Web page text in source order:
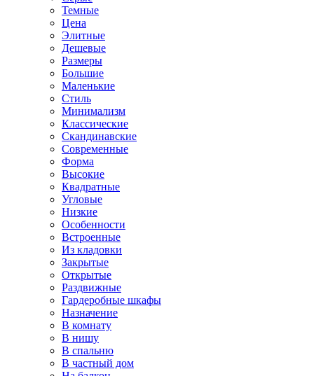
Темные
Цена
Элитные
Дешевые
Размеры
Большие
Маленькие
Стиль
Минимализм
Классические
Скандинавские
Современные
Форма
Высокие
Квадратные
Угловые
Низкие
Особенности
Встроенные
Из кладовки
Закрытые
Открытые
Раздвижные
Гардеробные шкафы
Назначение
В комнату
В нишу
В спальню
В частный дом